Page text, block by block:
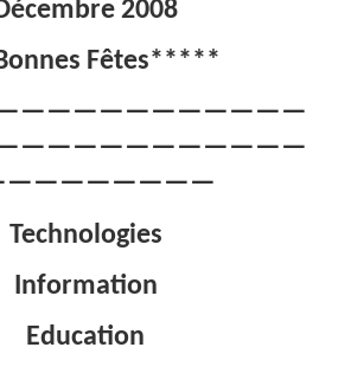
2008
Fêtes*****
Technologies
Information
Education